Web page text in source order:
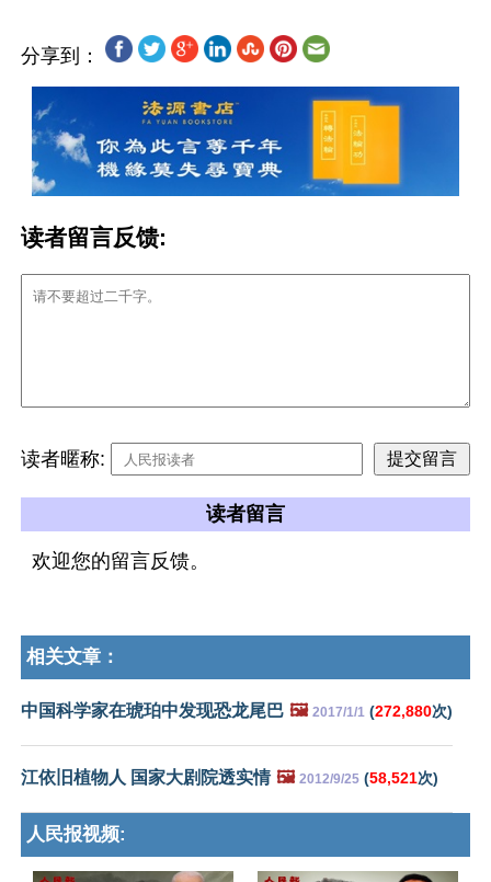
分享到：
读者留言反馈:
读者暱称:
读者留言
欢迎您的留言反馈。
相关文章：
中国科学家在琥珀中发现恐龙尾巴 🖼️ 2017/1/1 (272,880次)
江依旧植物人 国家大剧院透实情 🖼️ 2012/9/25 (58,521次)
人民报视频: